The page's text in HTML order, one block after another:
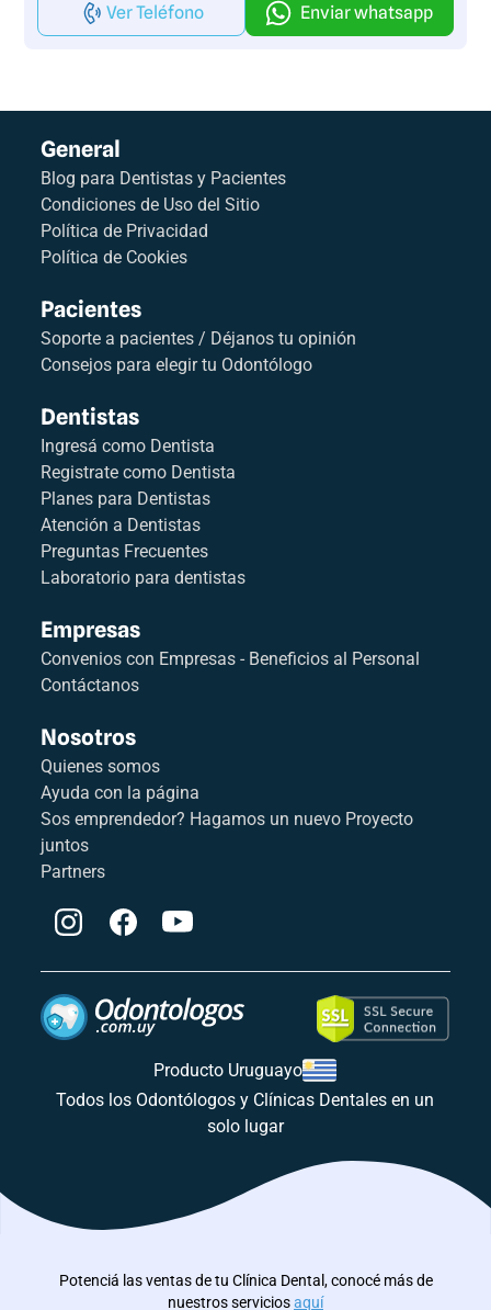
Ver Teléfono Enviar whatsapp
General
Blog para Dentistas y Pacientes
Condiciones de Uso del Sitio
Política de Privacidad
Política de Cookies
Pacientes
Soporte a pacientes / Déjanos tu opinión
Consejos para elegir tu Odontólogo
Dentistas
Ingresá como Dentista
Registrate como Dentista
Planes para Dentistas
Atención a Dentistas
Preguntas Frecuentes
Laboratorio para dentistas
Empresas
Convenios con Empresas - Beneficios al Personal
Contáctanos
Nosotros
Quienes somos
Ayuda con la página
Sos emprendedor? Hagamos un nuevo Proyecto
juntos
Partners
Producto Uruguayo
Todos los Odontólogos y Clínicas Dentales en un
solo lugar
Potenciá las ventas de tu Clínica Dental, conocé más de
nuestros serviciosaquí